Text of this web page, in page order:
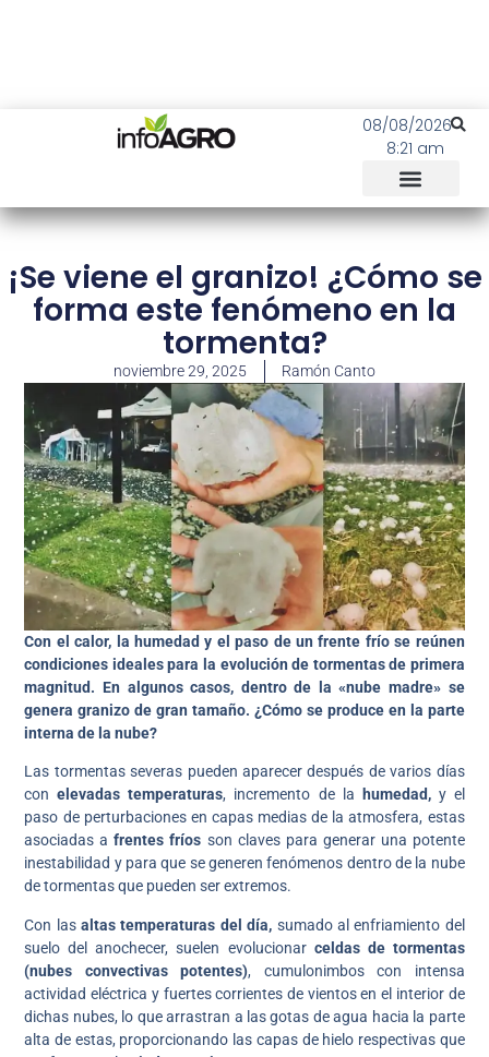
08/08/2026
8:21 am
¡Se viene el granizo! ¿Cómo se
forma este fenómeno en la
tormenta?
noviembre 29, 2025 Ramón Canto
Con el calor, la humedad y el paso de un frente frío se reúnen
condiciones ideales para la evolución de tormentas de primera
magnitud. En algunos casos, dentro de la «nube madre» se
genera granizo de gran tamaño. ¿Cómo se produce en la parte
interna de la nube?
Las tormentas severas pueden aparecer después de varios días
con elevadas temperaturas, incremento de la humedad,y el
paso de perturbaciones en capas medias de la atmosfera, estas
asociadas afrentes fríos son claves para generar una potente
inestabilidad y para que se generen fenómenos dentro de la nube
de tormentas que pueden ser extremos.
Con lasaltas temperaturas del día, sumado al enfriamiento del
suelo del anochecer, suelen evolucionar celdas de tormentas
(nubes convectivas potentes), cumulonimbos con intensa
actividad eléctrica y fuertes corrientes de vientos en el interior de
dichas nubes, lo que arrastran a las gotas de agua hacia la parte
alta de estas, proporcionando las capas de hielo respectivas que